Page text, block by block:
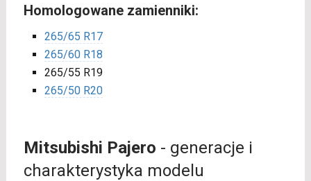
Homologowane zamienniki:
265/65 R17
265/60 R18
265/55 R19
265/50 R20
Mitsubishi Pajero - generacje i
charakterystyka modelu